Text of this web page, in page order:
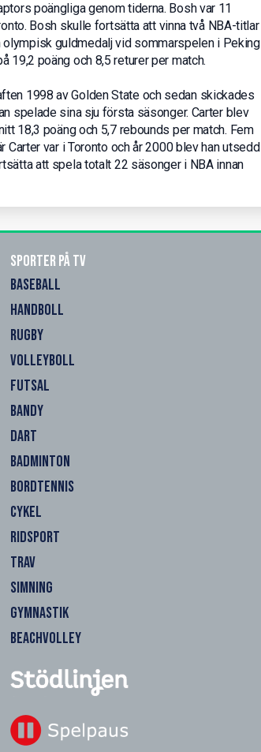
poängliga genom tiderna. Bosh var 11
Bosh skulle fortsätta att vinna två NBA-titlar
olympisk guldmedalj vid sommarspelen i Peking
19,2 poäng och 8,5 returer per match.
1998 av Golden State och sedan skickades
spelade sina sju första säsonger. Carter blev
18,3 poäng och 5,7 rebounds per match. Fem
var i Toronto och år 2000 blev han utsedd
att spela totalt 22 säsonger i NBA innan
Sporter på TV
BASEBALL
HANDBOLL
RUGBY
VOLLEYBOLL
FUTSAL
BANDY
DART
BADMINTON
BORDTENNIS
CYKEL
RIDSPORT
TRAV
SIMNING
GYMNASTIK
BEACHVOLLEY